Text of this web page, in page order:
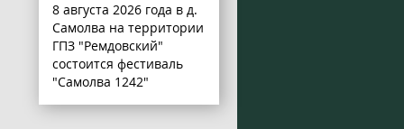
8 августа 2026 года в д.
Самолва на территории
ГПЗ "Ремдовский"
состоится фестиваль
"Самолва 1242"